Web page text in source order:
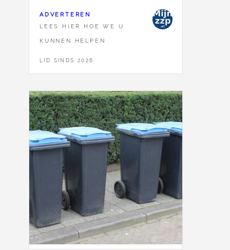
ADVERTEREN
LEES HIER HOE WE U
KUNNEN HELPEN
LID SINDS 2026